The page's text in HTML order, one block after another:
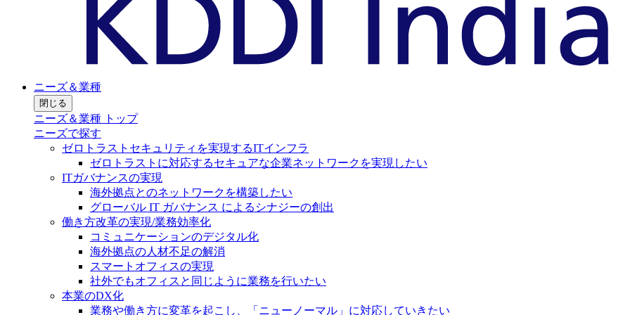
ニーズ＆業種
閉じる
ニーズ＆業種 トップ
ニーズで探す
ゼロトラストセキュリティを実現するITインフラ
ゼロトラストに対応するセキュアな企業ネットワークを実現したい
ITガバナンスの実現
海外拠点とのネットワークを構築したい
グローバル IT ガバナンス によるシナジーの創出
働き方改革の実現/業務効率化
コミュニケーションのデジタル化
海外拠点の人材不足の解消
スマートオフィスの実現
社外でもオフィスと同じように業務を行いたい
本業のDX化
業務や働き方に変革を起こし、「ニューノーマル」に対応していきたい